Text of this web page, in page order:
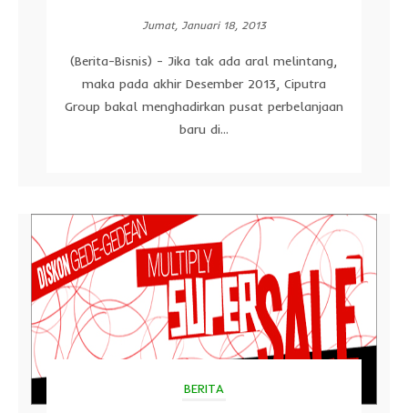
Jumat, Januari 18, 2013
(Berita-Bisnis) - Jika tak ada aral melintang,
maka pada akhir Desember 2013, Ciputra
Group bakal menghadirkan pusat perbelanjaan
baru di...
BERITA